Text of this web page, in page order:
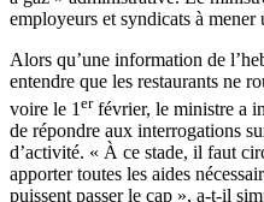
employeurs et syndicats à
Alors qu’une information de
entendre que les restaurants ne
voire le 1 erfévrier, le ministre a
de répondre aux interrogations
d’activité. « À ce stade, il faut
apporter toutes les aides
puissent passer le cap », a-t-il